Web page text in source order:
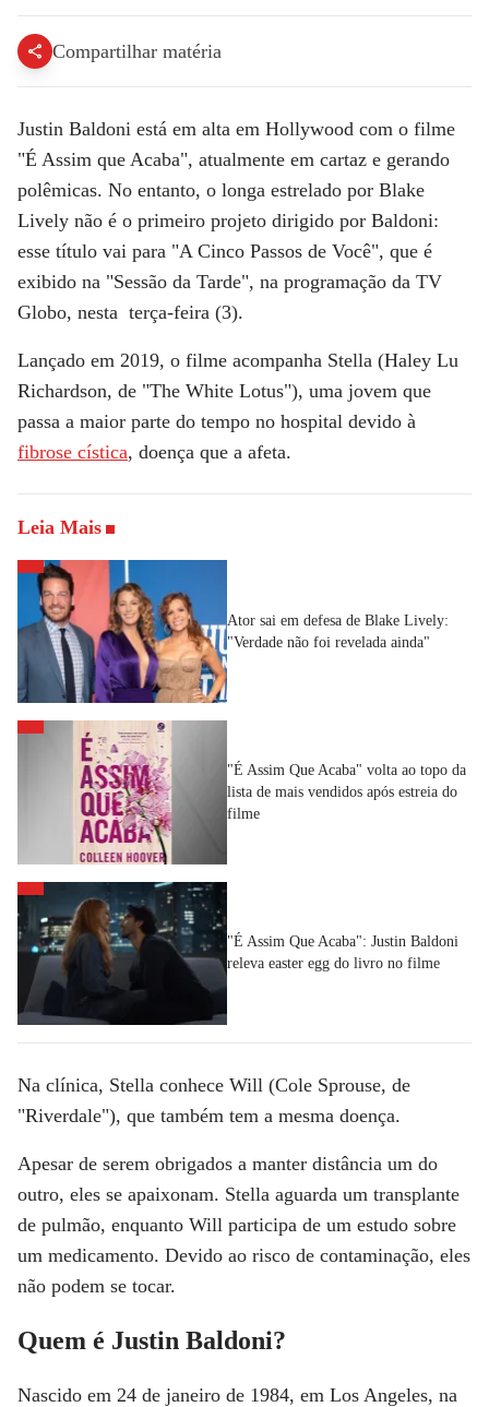
Compartilhar matéria
Justin Baldoni está em alta em Hollywood com o filme
"É Assim que Acaba", atualmente em cartaz e gerando
polêmicas. No entanto, o longa estrelado por Blake
Lively não é o primeiro projeto dirigido por Baldoni:
esse título vai para "A Cinco Passos de Você", que é
exibido na "Sessão da Tarde", na programação da TV
Globo, nesta terça-feira (3).
Lançado em 2019, o filme acompanha Stella (Haley Lu
Richardson, de "The White Lotus"), uma jovem que
passa a maior parte do tempo no hospital devido à
fibrose cística, doença que a afeta.
Leia Mais
Ator sai em defesa de Blake Lively:
"Verdade não foi revelada ainda"
"É Assim Que Acaba" volta ao topo da
lista de mais vendidos após estreia do
filme
"É Assim Que Acaba": Justin Baldoni
releva easter egg do livro no filme
Na clínica, Stella conhece Will (Cole Sprouse, de
"Riverdale"), que também tem a mesma doença.
Apesar de serem obrigados a manter distância um do
outro, eles se apaixonam. Stella aguarda um transplante
de pulmão, enquanto Will participa de um estudo sobre
um medicamento. Devido ao risco de contaminação, eles
não podem se tocar.
Quem é Justin Baldoni?
Nascido em 24 de janeiro de 1984, em Los Angeles, na